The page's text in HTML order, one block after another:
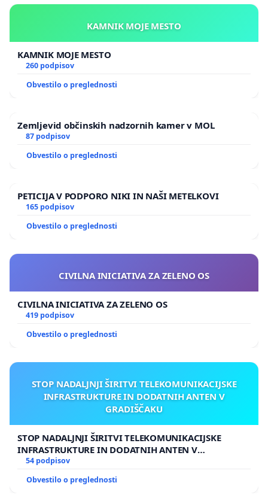
javno upravo.
Navodila: Peticijo podpišete na desni strani, obvezno vnesite
na PODPIŠI TO PETICIJO. Na svoj elektronski naslov boste
povezavo v modri barvi. Šele takrat je peticija podpisana.
KAMNIK MOJE MESTO
KAMNIK MOJE MESTO
260 podpisov
Obvestilo o preglednosti
Zemljevid občinskih nadzornih kamer v MOL
87 podpisov
Obvestilo o preglednosti
PETICIJA V PODPORO NIKI IN NAŠI METELKOVI
165 podpisov
Obvestilo o preglednosti
CIVILNA INICIATIVA ZA ZELENO OS
CIVILNA INICIATIVA ZA ZELENO OS
419 podpisov
Obvestilo o preglednosti
STOP NADALJNJI ŠIRITVI TELEKOMUNIKACIJSKE
INFRASTRUKTURE IN DODATNIH ANTEN V
GRADIŠČAKU
STOP NADALJNJI ŠIRITVI TELEKOMUNIKACIJSKE
INFRASTRUKTURE IN DODATNIH ANTEN V
GRADIŠČAKU
54 podpisov
Obvestilo o preglednosti